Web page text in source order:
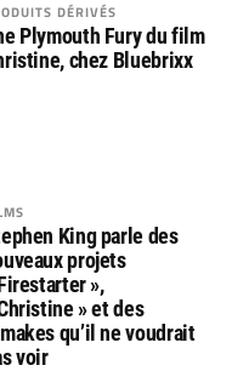
DÉRIVÉS
Plymouth Fury du film
chez Bluebrixx
King parle des
projets
»,
» et des
qu’il ne voudrait
voir